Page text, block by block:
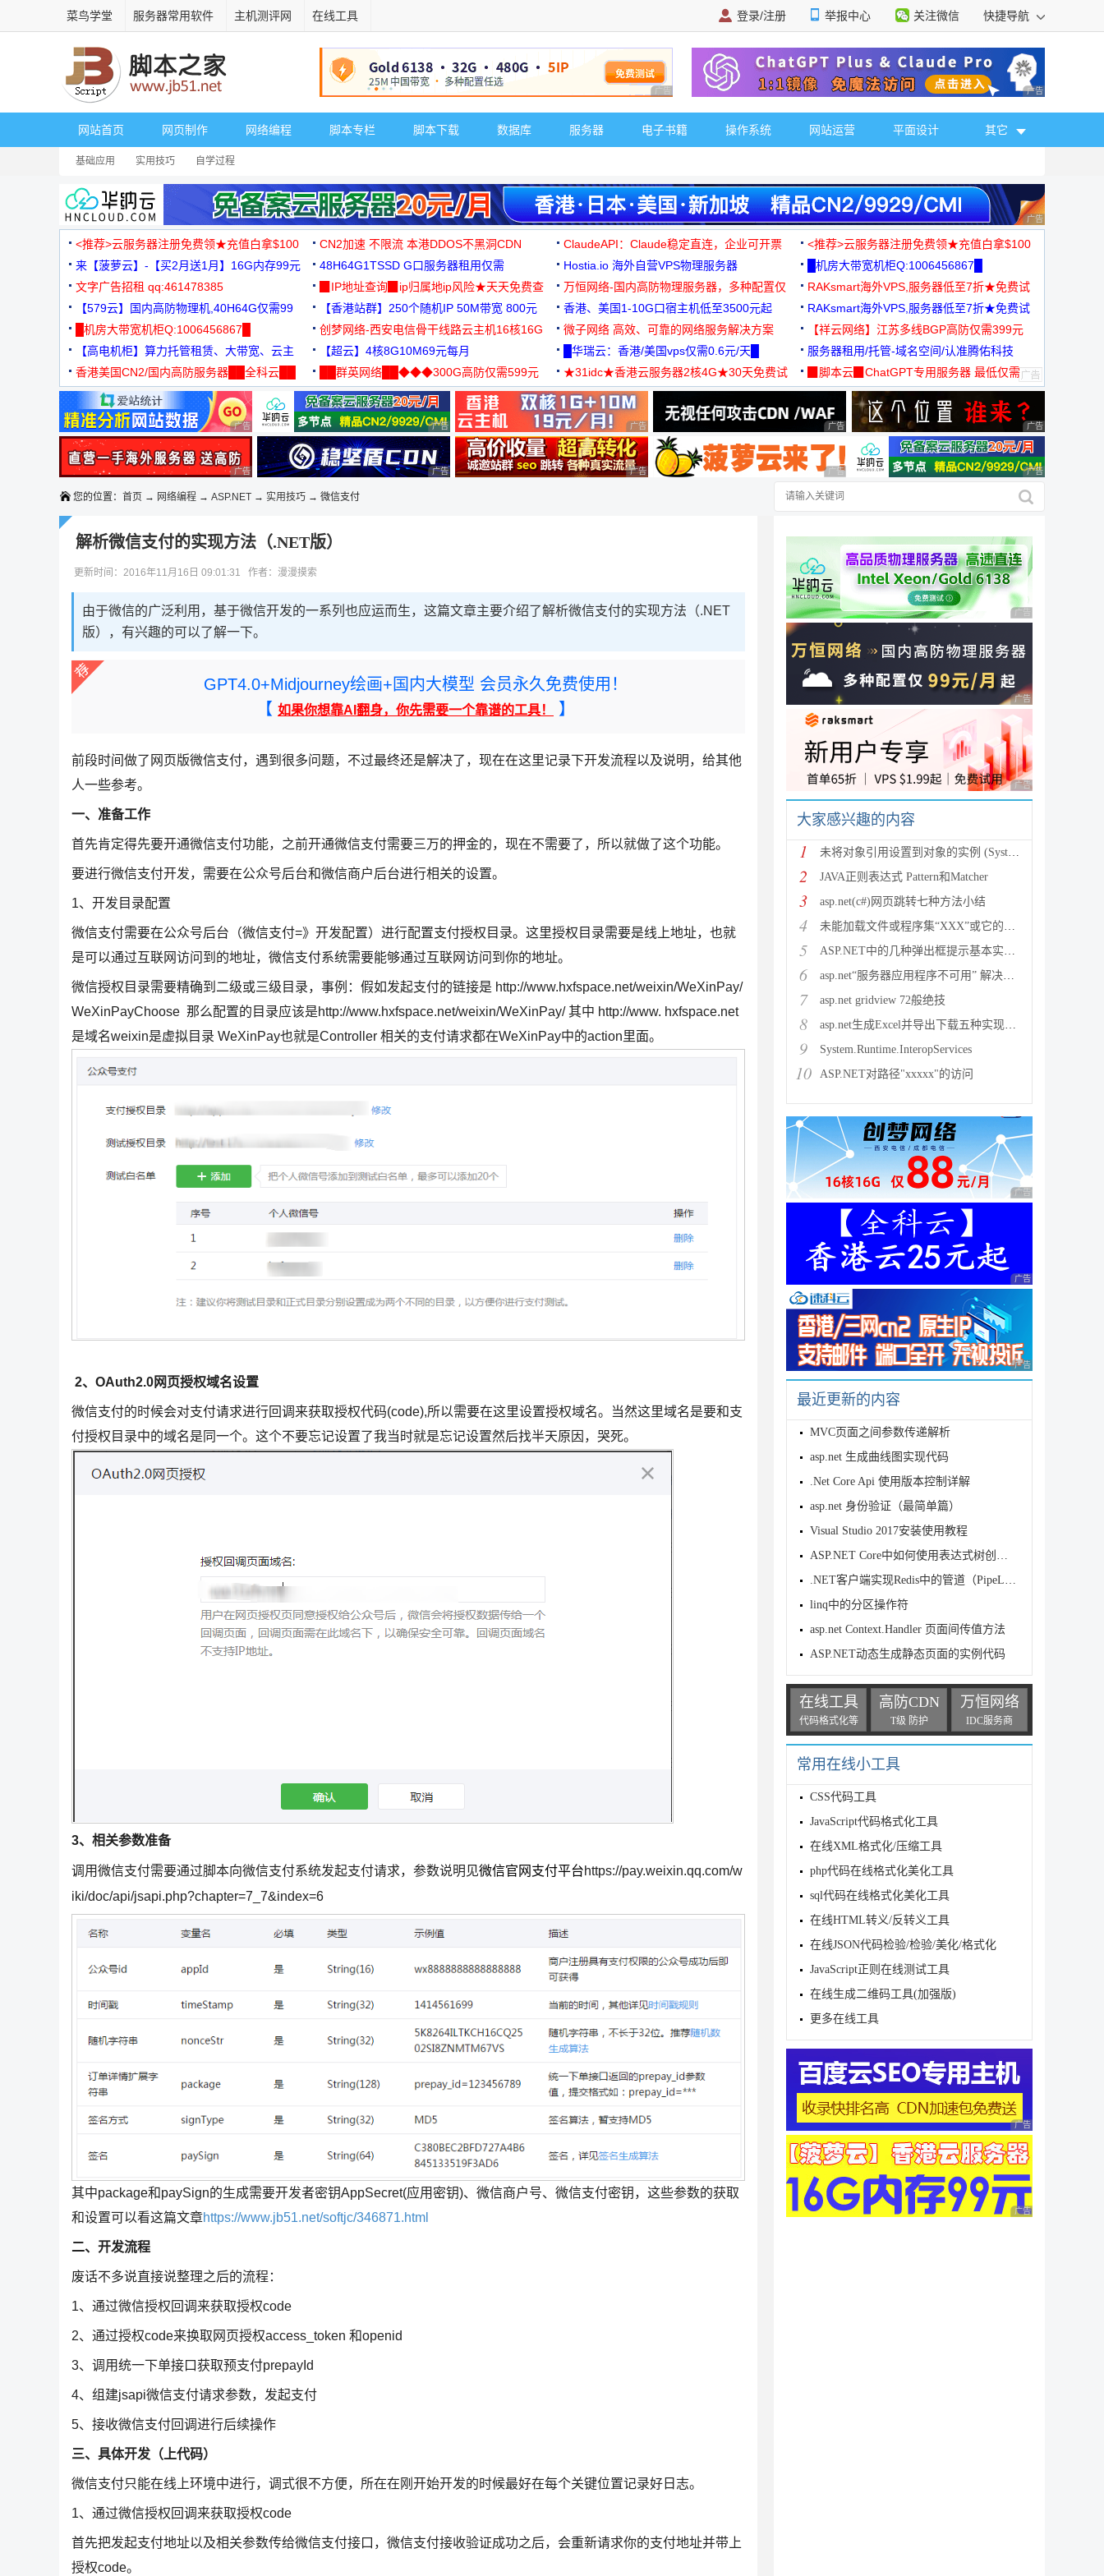
菜鸟学堂 服务器常用软件 主机测评网 在线工具 登录/注册 举报中心 关注微信 快捷导航
广告 商业广告，理性选择 广告 商业广告，理
网站首页 网页制作 网络编程 脚本专栏 脚本下载 数据库 服务器 电子书籍 操作系统 网站运营 平面设计 其它
基础应用 实用技巧 自学过程
广告 商业广告，理
<推荐>云服务器注册免费领★充值白拿$100 CN2加速 不限流 本港DDOS不黑洞CDN ClaudeAPI：Claude稳定直连，企业可开票
<推荐>云服务器注册免费领★充值白拿$100
来【菠萝云】-【买2月送1月】16G内存99元
48H64G1TSSD G口服务器租用仅需
3000+可免费测试
Hostia.io 海外自营VPS物理服务器
█机房大带宽机柜Q:1006456867█
文字广告招租 qq:461478385
▉IP地址查询▉ip归属地ip风险★天天免费查
万恒网络-国内高防物理服务器，多种配置仅
99元/月起
RAKsmart海外VPS,服务器低至7折★免费试
用★
【579云】国内高防物理机,40H64G仅需99
元
【香港站群】250个随机IP 50M带宽 800元 香港、美国1-10G口宿主机低至3500元起
RAKsmart海外VPS,服务器低至7折★免费试
用★
█机房大带宽机柜Q:1006456867█
创梦网络-西安电信骨干线路云主机16核16G
88元/月
微子网络 高效、可靠的网络服务解决方案
【祥云网络】江苏多线BGP高防仅需399元
【高电机柜】算力托管租赁、大带宽、云主
机
【超云】4核8G10M69元每月 █华瑞云：香港/美国vps仅需0.6元/天█
服务器租用/托管-域名空间/认准腾佑科技
香港美国CN2/国内高防服务器██全科云██
██群英网络██◆◆◆300G高防仅需599元
◆◆◆
★31idc★香港云服务器2核4G★30天免费试
用◆
▉脚本云▉ChatGPT专用服务器 最低仅需
19元/月
广告 商业广告，理性选择 广告 商业广告，理性选择 广告 商业广告，理性选择 广告 商业广告，理性选择 广告 商业广告，理
广告 商业广告，理性选择 广告 商业广告，理性选择 广告 商业广告，理性选择 广告 商业广告，理性选择 广告 商业广告，理
您的位置： 首页 → 网络编程 → ASP.NET → 实用技巧 → 微信支付
解析微信支付的实现方法（.NET版）
更新时间：2016年11月16日 09:01:31 作者：漫漫摸索
由于微信的广泛利用，基于微信开发的一系列也应运而生，这篇文章主要介绍了解析微信支付的实现方法（.NET
版），有兴趣的可以了解一下。
GPT4.0+Midjourney绘画+国内大模型 会员永久免费使用！
【 如果你想靠AI翻身，你先需要一个靠谱的工具！ 】
前段时间做了网页版微信支付，遇到很多问题，不过最终还是解决了，现在在这里记录下开发流程以及说明，给其他
人一些参考。
一、准备工作
首先肯定得先要开通微信支付功能，之前开通微信支付需要三万的押金的，现在不需要了，所以就做了这个功能。
要进行微信支付开发，需要在公众号后台和微信商户后台进行相关的设置。
1、开发目录配置
微信支付需要在公众号后台（微信支付=》开发配置）进行配置支付授权目录。这里授权目录需要是线上地址，也就
是可以通过互联网访问到的地址，微信支付系统需要能够通过互联网访问到你的地址。
微信授权目录需要精确到二级或三级目录，事例：假如发起支付的链接是 http://www.hxfspace.net/weixin/WeXinPay/
WeXinPayChoose 那么配置的目录应该是http://www.hxfspace.net/weixin/WeXinPay/ 其中 http://www. hxfspace.net
是域名weixin是虚拟目录 WeXinPay也就是Controller 相关的支付请求都在WeXinPay中的action里面。
2、OAuth2.0网页授权域名设置
微信支付的时候会对支付请求进行回调来获取授权代码(code),所以需要在这里设置授权域名。当然这里域名是要和支
付授权目录中的域名是同一个。这个不要忘记设置了我当时就是忘记设置然后找半天原因，哭死。
3、相关参数准备
调用微信支付需要通过脚本向微信支付系统发起支付请求，参数说明见微信官网支付平台https://pay.weixin.qq.com/w
iki/doc/api/jsapi.php?chapter=7_7&index=6
其中package和paySign的生成需要开发者密钥AppSecret(应用密钥)、微信商户号、微信支付密钥，这些参数的获取
和设置可以看这篇文章https://www.jb51.net/softjc/346871.html
二、开发流程
废话不多说直接说整理之后的流程：
1、通过微信授权回调来获取授权code
2、通过授权code来换取网页授权access_token 和openid
3、调用统一下单接口获取预支付prepayId
4、组建jsapi微信支付请求参数，发起支付
5、接收微信支付回调进行后续操作
三、具体开发（上代码）
微信支付只能在线上环境中进行，调式很不方便，所在在刚开始开发的时候最好在每个关键位置记录好日志。
1、通过微信授权回调来获取授权code
首先把发起支付地址以及相关参数传给微信支付接口，微信支付接收验证成功之后，会重新请求你的支付地址并带上
授权code。
广告 商业广告，理性
广告 商业广告，理性
广告 商业广告，理性
大家感兴趣的内容
1 未将对象引用设置到对象的实例 (System.NullRef
2 JAVA正则表达式 Pattern和Matcher
3 asp.net(c#)网页跳转七种方法小结
4 未能加载文件或程序集“XXX”或它的某一个依赖项。试图加载格
5 ASP.NET中的几种弹出框提示基本实现方法
6 asp.net“服务器应用程序不可用” 解决方法
7 asp.net gridview 72般绝技
8 asp.net生成Excel并导出下载五种实现方法
9 System.Runtime.InteropServices
10 ASP.NET对路径"xxxxx"的访问
广告 商业广告，理性
广告 商业广告，理性
广告 商业广告，理性
最近更新的内容
MVC页面之间参数传递解析
asp.net 生成曲线图实现代码
.Net Core Api 使用版本控制详解
asp.net 身份验证（最简单篇）
Visual Studio 2017安装使用教程
ASP.NET Core中如何使用表达式树创建URL详解
.NET客户端实现Redis中的管道（PipeLine）与事物（Transa
linq中的分区操作符
asp.net Context.Handler 页面间传值方法
ASP.NET动态生成静态页面的实例代码
在线工具
代码格式化等
高防CDN
T级 防护
万恒网络
IDC服务商
常用在线小工具
CSS代码工具
JavaScript代码格式化工具
在线XML格式化/压缩工具
php代码在线格式化美化工具
sql代码在线格式化美化工具
在线HTML转义/反转义工具
在线JSON代码检验/检验/美化/格式化
JavaScript正则在线测试工具
在线生成二维码工具(加强版)
更多在线工具
广告 商业广告，理性
广告 商业广告，理性